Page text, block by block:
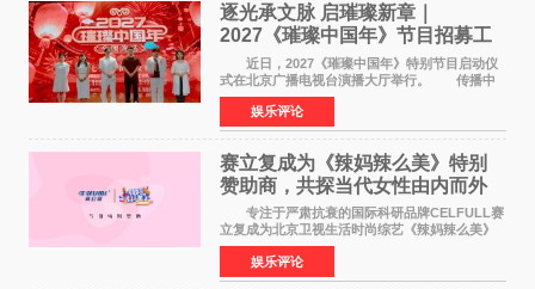
逐光承文脉 启璀璨新章｜
2027《璀璨中国年》节目招募工
作圆满启动
近日，2027《璀璨中国年》特别节目启动仪
式在北京广播电视台演播大厅举行。 传播中
华优秀传统文化，弘扬纯正国风艺术，打造高规
格、高质感、正能量的文艺盛典，是璀璨中国年
矢志不渝的初心
娱乐评论
赛立复成为《辣妈辣么美》特别
赞助商，共探当代女性由内而外
活力美
专注于严肃抗衰的国际科研品牌CELFULL赛
立复成为北京卫视生活时尚综艺《辣妈辣么美》
的特别赞助商,明星辣妈袁咏仪倾情参与，向广大
都市女性传递健康生活新主张，寄语当代女性在
家庭与自我之间
娱乐评论